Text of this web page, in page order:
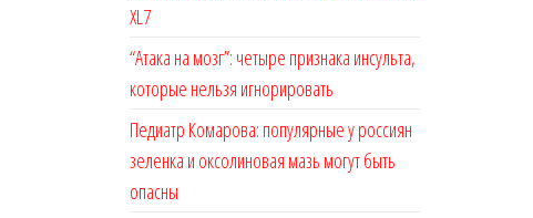
XL7
“Атака на мозг”: четыре признака инсульта,
которые нельзя игнорировать
Педиатр Комарова: популярные у россиян
зеленка и оксолиновая мазь могут быть
опасны